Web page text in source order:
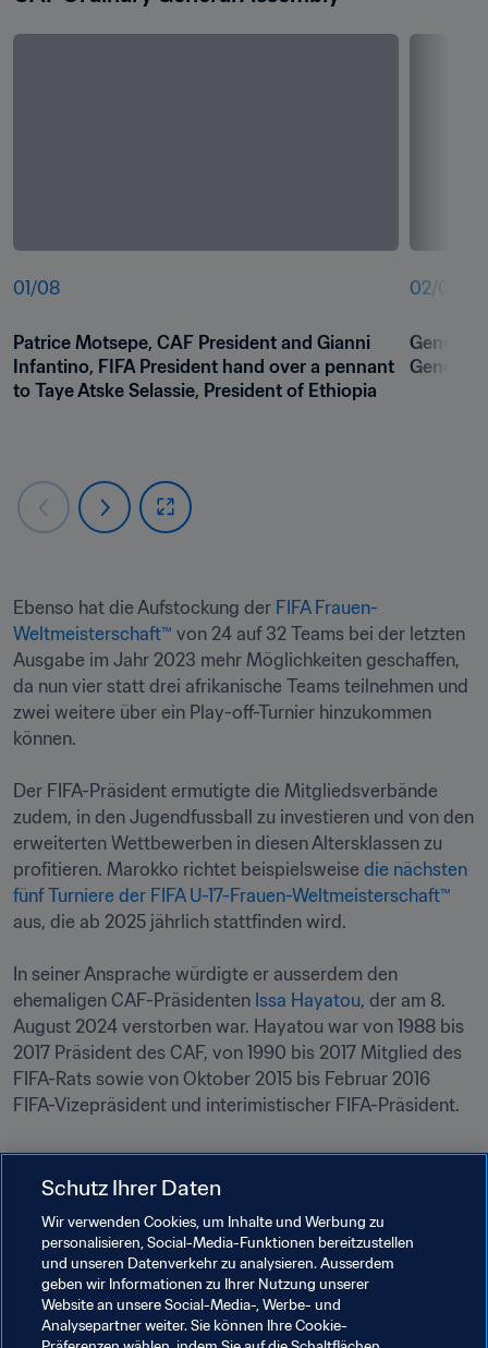
01 /08
Patrice Motsepe, CAF President and Gianni
Infantino, FIFA President hand over a pennant
to Taye Atske Selassie, President of Ethiopia
02/08
General
General
Ebenso hat die Aufstockung der FIFA Frauen-
Weltmeisterschaft™ von 24 auf 32 Teams bei der letzten
Ausgabe im Jahr 2023 mehr Möglichkeiten geschaffen,
da nun vier statt drei afrikanische Teams teilnehmen und
zwei weitere über ein Play-off-Turnier hinzukommen
können.
Der FIFA-Präsident ermutigte die Mitgliedsverbände
zudem, in den Jugendfussball zu investieren und von den
erweiterten Wettbewerben in diesen Altersklassen zu
profitieren. Marokko richtet beispielsweise die nächsten
fünf Turniere der FIFA U-17-Frauen-Weltmeisterschaft™
aus, die ab 2025 jährlich stattfinden wird.
In seiner Ansprache würdigte er ausserdem den
ehemaligen CAF-Präsidenten Issa Hayatou, der am 8.
August 2024 verstorben war. Hayatou war von 1988 bis
2017 Präsident des CAF, von 1990 bis 2017 Mitglied des
FIFA-Rats sowie von Oktober 2015 bis Februar 2016
Verwandte Themen
FIFA Forward #NoDiscrimination
FIFA-Präsident Organisation Organisation
Schutz Ihrer Daten
Wir verwenden Cookies, um Inhalte und Werbung zu
personalisieren, Social-Media-Funktionen bereitzustellen
und unseren Datenverkehr zu analysieren. Ausserdem
geben wir Informationen zu Ihrer Nutzung unserer
Website an unsere Social-Media-, Werbe- und
Analysepartner weiter. Sie können Ihre Cookie-